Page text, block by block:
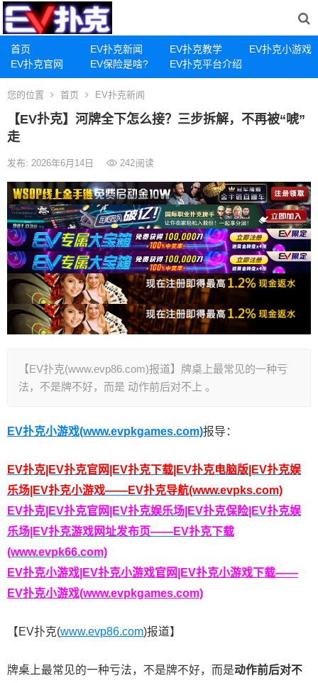
首页 EV扑克新闻 EV扑克教学
EV扑克小游戏
EV扑克官网
EV保险是啥? EV扑克平台介绍
您的位置 首页 EV扑克新闻
【EV扑克】河牌全下怎么接？三步拆解，不再被“唬”
走
发布: 2026年6月14日 242阅读
【EV扑克(www.evp86.com)报道】牌桌上最常见的一种亏
法，不是牌不好，而是 动作前后对不上 。
EV扑克小游戏(www.evpkgames.com)报导：
EV扑克|EV扑克官网|EV扑克下载|EV扑克电脑版|EV扑克娱
乐场|EV扑克小游戏——EV扑克导航(www.evpks.com)
EV扑克|EV扑克官网|EV扑克娱乐场|EV扑克保险|EV扑克娱
乐场|EV扑克游戏网址发布页——EV扑克下载
(www.evpk66.com)
EV扑克小游戏|EV扑克小游戏官网|EV扑克小游戏下载——
EV扑克小游戏(www.evpkgames.com)
【EV扑克(www.evp86.com)报道】
牌桌上最常见的一种亏法，不是牌不好，而是动作前后对不